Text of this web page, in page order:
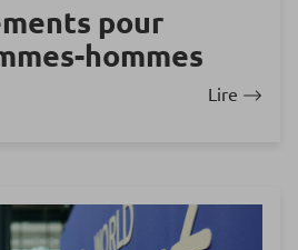
pour
hommes
Lire